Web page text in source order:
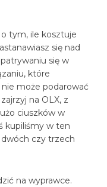
tym, ile kosztuje
się nad
się w
które
może podarować
na OLX, z
ciuszków w
kupiliśmy w ten
czy trzech
na wyprawce.